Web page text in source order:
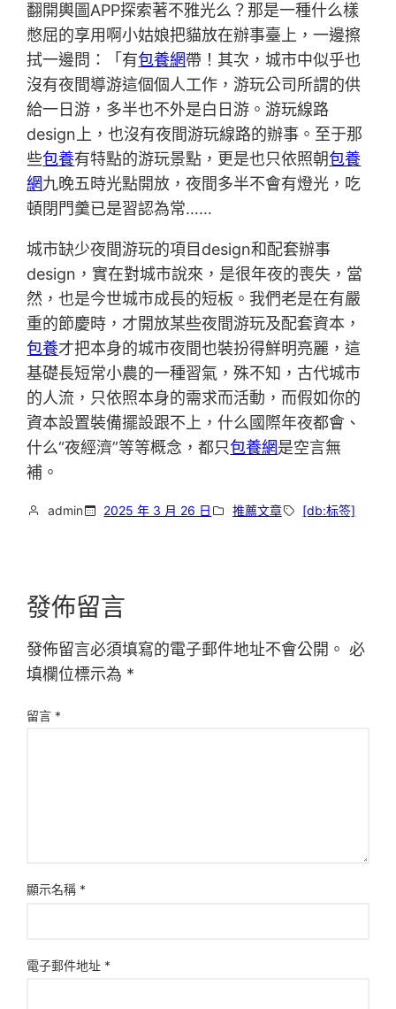
翻開輿圖APP探索著不雅光么？那是一種什么樣
憋屈的享用啊小姑娘把貓放在辦事臺上，一邊擦
拭一邊問：「有包養網帶！其次，城市中似乎也
沒有夜間導游這個個人工作，游玩公司所謂的供
給一日游，多半也不外是白日游。游玩線路
design上，也沒有夜間游玩線路的辦事。至于那
些包養有特點的游玩景點，更是也只依照朝包養
網九晚五時光點開放，夜間多半不會有燈光，吃
頓閉門羹已是習認為常……
城市缺少夜間游玩的項目design和配套辦事
design，實在對城市說來，是很年夜的喪失，當
然，也是今世城市成長的短板。我們老是在有嚴
重的節慶時，才開放某些夜間游玩及配套資本，
包養才把本身的城市夜間也裝扮得鮮明亮麗，這
基礎長短常小農的一種習氣，殊不知，古代城市
的人流，只依照本身的需求而活動，而假如你的
資本設置裝備擺設跟不上，什么國際年夜都會、
什么“夜經濟”等等概念，都只包養網是空言無
補。
admin 2025 年 3 月 26 日 推薦文章 [db:标签]
發佈留言
發佈留言必須填寫的電子郵件地址不會公開。 必
填欄位標示為 *
留言 *
顯示名稱 *
電子郵件地址 *